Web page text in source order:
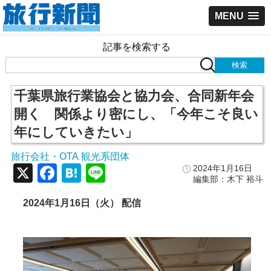
MENU
記事を検索する
千葉県旅行業協会と協力会、合同新年会
開く 関係より密にし、「今年こそ良い
年にしていきたい」
旅行会社・OTA, 観光系団体
2024年1月16日
編集部：木下 裕斗
X Facebook
Hatena
2024年1月16日（火） 配信